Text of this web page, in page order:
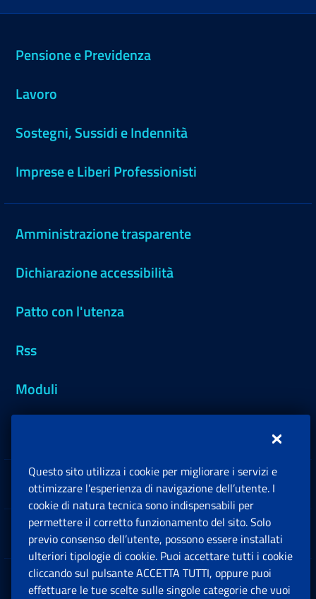
Pensione e Previdenza
Lavoro
Sostegni, Sussidi e Indennità
Imprese e Liberi Professionisti
Amministrazione trasparente
Dichiarazione accessibilità
Patto con l'utenza
Rss
Moduli
Sedi e Contatti
Software
Note Legali
Questo sito utilizza i cookie per migliorare i servizi e
ottimizzare l’esperienza di navigazione dell’utente. I
cookie di natura tecnica sono indispensabili per
permettere il corretto funzionamento del sito. Solo
previo consenso dell’utente, possono essere installati
ulteriori tipologie di cookie. Puoi accettare tutti i cookie
cliccando sul pulsante ACCETTA TUTTI, oppure puoi
effettuare le tue scelte sulle singole categorie che vuoi